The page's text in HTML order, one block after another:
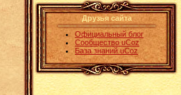
Друзья сайта
Официальный блог
Сообщество uCoz
База знаний uCoz